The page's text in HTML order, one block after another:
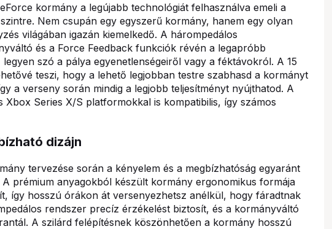
kormány a legújabb technológiát felhasználva emeli a
Nem csupán egy egyszerű kormány, hanem egy olyan
világában igazán kiemelkedő. A hárompedálos
és a Force Feedback funkciók révén a legapróbb
szó a pálya egyenetlenségeiről vagy a féktávokról. A 15
teszi, hogy a lehető legjobban testre szabhasd a kormányt
a verseny során mindig a legjobb teljesítményt nyújthatod. A
Xbox Series X/S platformokkal is kompatibilis, így számos
dizájn
tervezése során a kényelem és a megbízhatóság egyaránt
prémium anyagokból készült kormány ergonomikus formája
így hosszú órákon át versenyezhetsz anélkül, hogy fáradtnak
rendszer precíz érzékelést biztosít, és a kormányváltó
A szilárd felépítésnek köszönhetően a kormány hosszú